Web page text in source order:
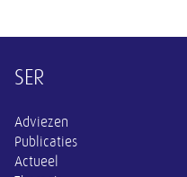
Overige informatie
SER
Adviezen
Publicaties
Actueel